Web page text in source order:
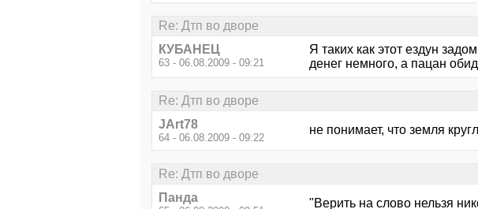
Re: Дтп во дворе
КУБАНЕЦ
63 - 06.08.2009 - 09:21
Я таких как этот ездун
денег немного, а пацан
Re: Дтп во дворе
JArt78
64 - 06.08.2009 - 09:22
не понимает, что земля
Re: Дтп во дворе
Панда
"Верить на слово нельзя